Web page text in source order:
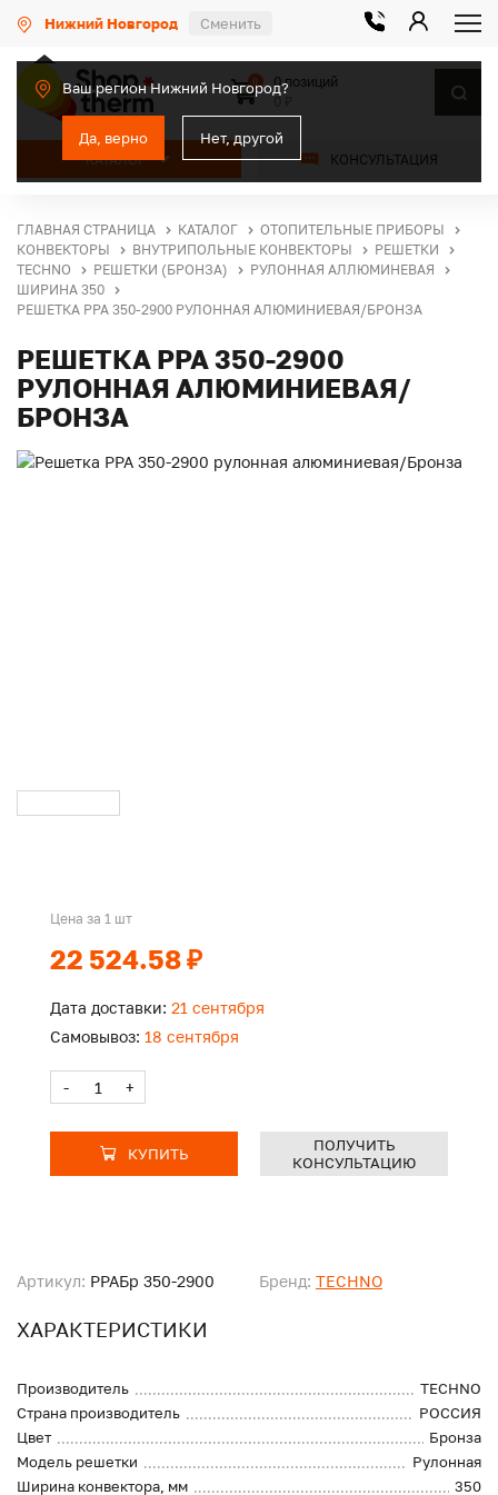
Нижний Новгород Сменить
Ваш регион Нижний Новгород?
Да, верно Нет, другой
КАТАЛОГ КОНСУЛЬТАЦИЯ
0
0 позиций
ГЛАВНАЯ СТРАНИЦА КАТАЛОГ
ОТОПИТЕЛЬНЫЕ ПРИБОРЫ
КОНВЕКТОРЫ
ВНУТРИПОЛЬНЫЕ КОНВЕКТОРЫ
РЕШЕТКИ
TECHNO
РЕШЕТКИ (БРОНЗА)
РУЛОННАЯ АЛЛЮМИНЕВАЯ
ШИРИНА 350
РЕШЕТКА PPA 350-2900 РУЛОННАЯ АЛЮМИНИЕВАЯ/БРОНЗА
РЕШЕТКА PPA 350-2900
РУЛОННАЯ АЛЮМИНИЕВАЯ/
БРОНЗА
Артикул: PPAБр 350-2900 Бренд: TECHNO
ХАРАКТЕРИСТИКИ
Производитель
TECHNO
Страна производитель
РОССИЯ
Цвет
Бронза
Модель решетки
Рулонная
Ширина конвектора, мм
350
Цена за 1 шт
22 524.58 ₽
Дата доставки: 21 сентября
Самовывоз: 18 сентября
- +
КУПИТЬ
ПОЛУЧИТЬ
КОНСУЛЬТАЦИЮ